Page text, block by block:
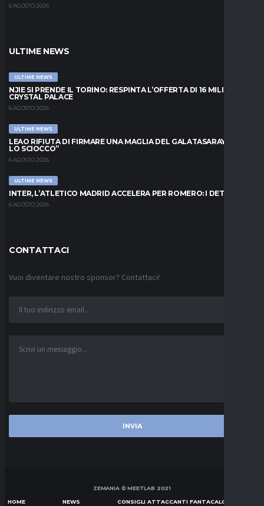
6 AGOSTO 2026
ULTIME NEWS
ULTIME NEWS
NJIE SI PRENDE IL TORINO: RESPINTA L’OFFERTA DI 16 MILIONI DAL
CRYSTAL PALACE
6 AGOSTO 2026
ULTIME NEWS
LEAO RIFIUTA DI FIRMARE UNA MAGLIA DEL GALATASARAY: “FAI
LO SCIOCCO”
6 AGOSTO 2026
ULTIME NEWS
INTER, L’ATLETICO MADRID ACCELERA PER ROMERO: I DETTAGLI
6 AGOSTO 2026
CONTATTACI
Vuoi diventare nostro sponsor? Contattaci!
ZEMANIA © MEETLAB 2021
HOME NEWS CONSIGLI ATTACCANTI FANTACALCIO SERIE A